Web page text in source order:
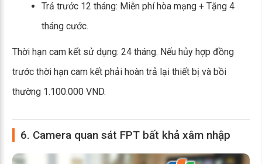
Trả trước 12 tháng: Miễn phí hòa mạng + Tặng 4
tháng cước.
Thời hạn cam kết sử dụng: 24 tháng. Nếu hủy hợp đồng
trước thời hạn cam kết phải hoàn trả lại thiết bị và bồi
thường 1.100.000 VND.
6. Camera quan sát FPT bất khả xâm nhập